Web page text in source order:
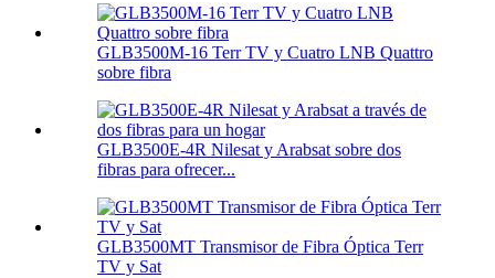
GLB3500M-16 Terr TV y Cuatro LNB Quattro
sobre fibra
GLB3500E-4R Nilesat y Arabsat sobre dos
fibras para ofrecer...
GLB3500MT Transmisor de Fibra Óptica Terr
TV y Sat